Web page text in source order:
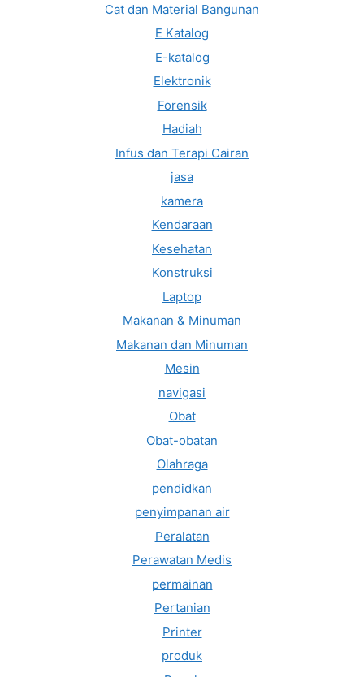
Cat dan Material Bangunan
E Katalog
E-katalog
Elektronik
Forensik
Hadiah
Infus dan Terapi Cairan
jasa
kamera
Kendaraan
Kesehatan
Konstruksi
Laptop
Makanan & Minuman
Makanan dan Minuman
Mesin
navigasi
Obat
Obat-obatan
Olahraga
pendidkan
penyimpanan air
Peralatan
Perawatan Medis
permainan
Pertanian
Printer
produk